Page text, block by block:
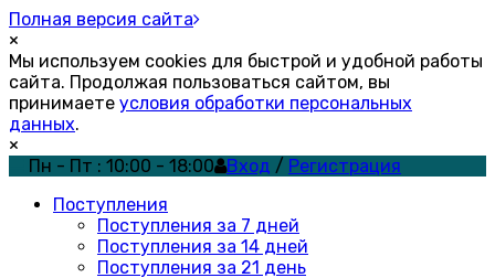
Полная версия сайта
×
Мы используем cookies для быстрой и удобной работы
сайта. Продолжая пользоваться сайтом, вы
принимаете условия обработки персональных
данных.
×
Пн - Пт : 10:00 - 18:00
Вход / Регистрация
Поступления
Поступления за 7 дней
Поступления за 14 дней
Поступления за 21 день